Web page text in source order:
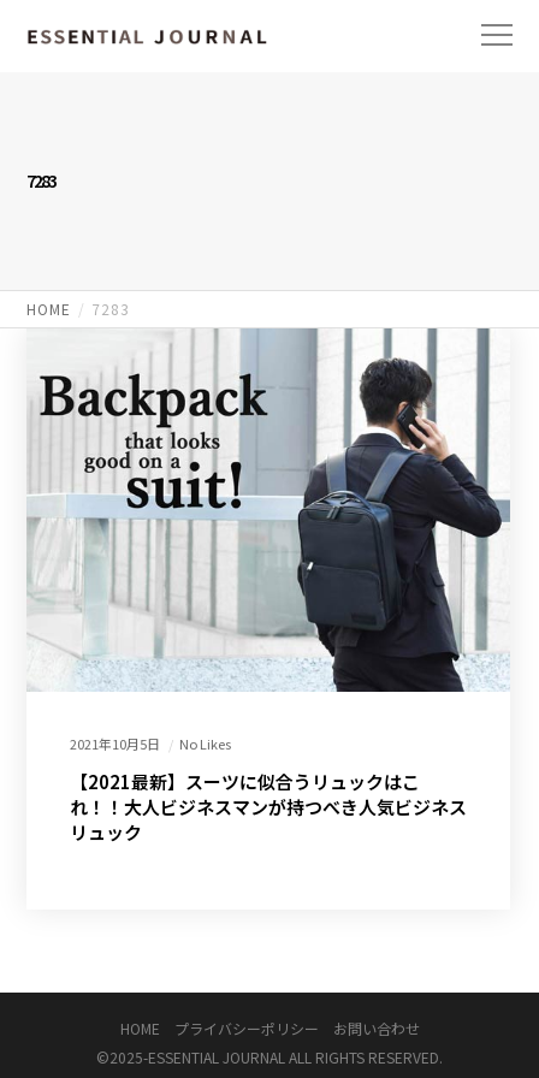
7283
HOME 7283
2021年10月5日 No Likes
【2021最新】スーツに似合うリュックはこ
れ！！大人ビジネスマンが持つべき人気ビジネス
リュック
HOME プライバシーポリシー
お問い合わせ
©2025-ESSENTIAL JOURNAL ALL RIGHTS RESERVED.